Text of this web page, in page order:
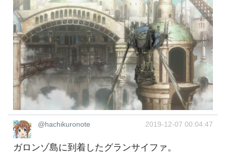
@hachikuronote 2019-12-07 00:04:47
ガロンゾ島に到着したグランサイファ。